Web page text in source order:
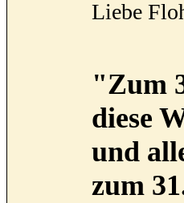
Liebe
"Zum
diese
und
zum